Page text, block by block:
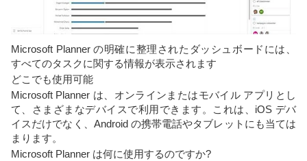
Microsoft Planner の明確に整理されたダッシュボードには、
すべてのタスクに関する情報が表示されます
どこでも使用可能
Microsoft Planner は、オンラインまたはモバイル アプリとし
て、さまざまなデバイスで利用できます。これは、iOS デバ
イスだけでなく、Android の携帯電話やタブレットにも当ては
まります。
Microsoft Planner は何に使用するのですか?